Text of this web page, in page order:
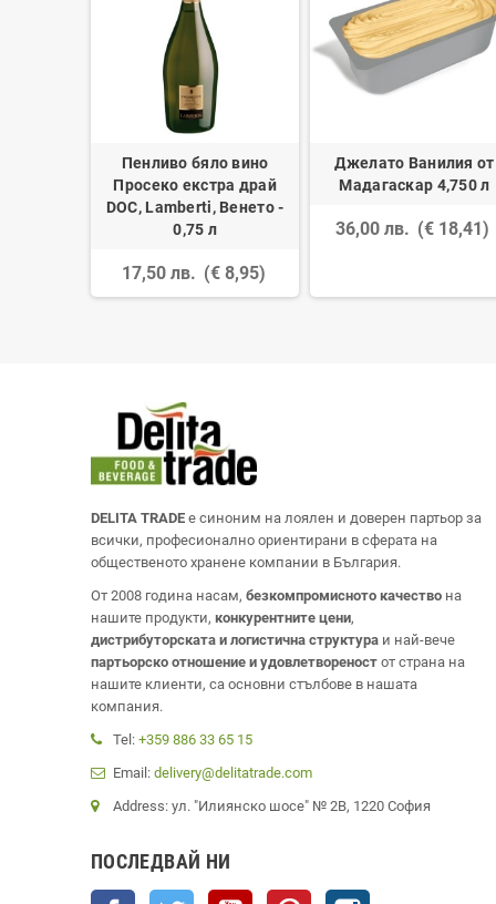
Пенливо бяло вино
Просеко екстра драй
DOC, Lamberti, Венето -
0,75 л
17,50 лв. (€ 8,95)
Джелато Ванилия от
Мадагаскар 4,750 л
36,00 лв. (€ 18,41)
DELITA TRADE е синоним на лоялен и доверен партьор за
всички, професионално ориентирани в сферата на
общественото хранене компании в България.
От 2008 година насам, безкомпромисното качество на
нашите продукти, конкурентните цени,
дистрибуторската и логистична структура и най-вече
партьорско отношение и удовлетвореност от страна на
нашите клиенти, са основни стълбове в нашата
компания.
Tel: +359 886 33 65 15
Email: delivery@delitatrade.com
Address: ул. "Илиянско шосе" № 2В, 1220 София
ПОСЛЕДВАЙ НИ
Facebook Twitter YouTube Pinterest